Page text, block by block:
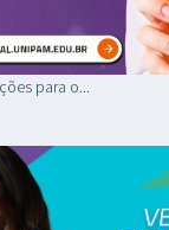
para o...